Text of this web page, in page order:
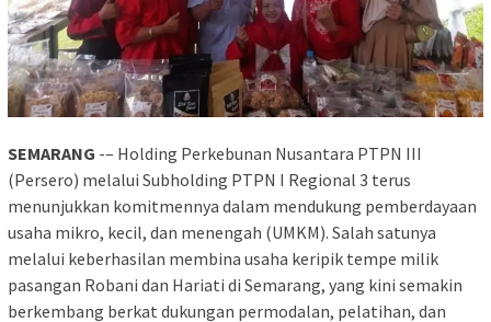
SEMARANG -– Holding Perkebunan Nusantara PTPN III
(Persero) melalui Subholding PTPN I Regional 3 terus
menunjukkan komitmennya dalam mendukung pemberdayaan
usaha mikro, kecil, dan menengah (UMKM). Salah satunya
melalui keberhasilan membina usaha keripik tempe milik
pasangan Robani dan Hariati di Semarang, yang kini semakin
berkembang berkat dukungan permodalan, pelatihan, dan